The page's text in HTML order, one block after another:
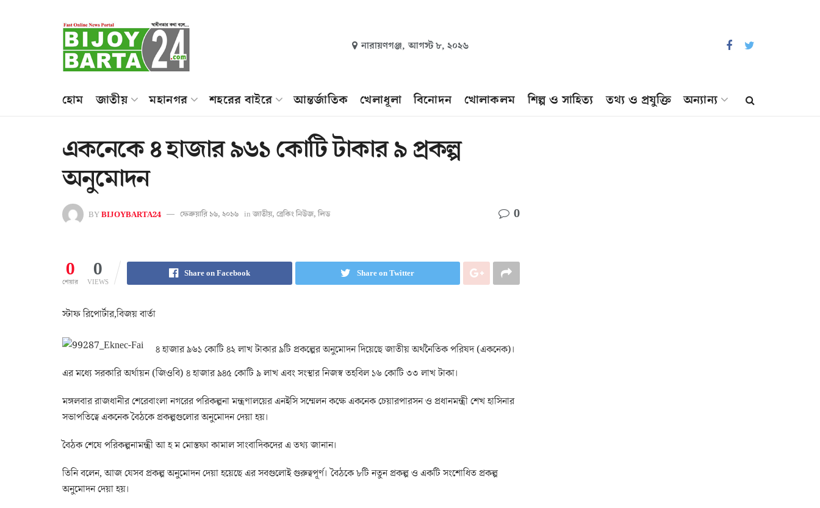
নারায়ণগঞ্জ, আগস্ট ৮, ২০২৬
হোম জাতীয় মহানগর শহরের বাইরে আন্তর্জাতিক খেলাধূলা বিনোদন খোলাকলম শিল্প ও সাহিত্য তথ্য ও প্রযুক্তি অন্যান্য
একনেকে ৪ হাজার ৯৬১ কোটি টাকার ৯ প্রকল্প
অনুমোদন
BYBIJOYBARTA24 ফেব্রুয়ারি ১৬, ২০১৬ in জাতীয়, ব্রেকিং নিউজ, লিড 0
0
শেয়ার
0
VIEWS
Share on Facebook Share on Twitter
স্টাফ রিপোর্টার,বিজয় বার্তা
৪ হাজার ৯৬১ কোটি ৪২ লাখ টাকার ৯টি প্রকল্পের অনুমোদন দিয়েছে জাতীয় অর্থনৈতিক পরিষদ (একনেক)।
এর মধ্যে সরকারি অর্থায়ন (জিওবি) ৪ হাজার ৯৪৫ কোটি ৯ লাখ এবং সংস্থার নিজস্ব তহবিল ১৬ কোটি ৩৩ লাখ টাকা।
মঙ্গলবার রাজধানীর শেরেবাংলা নগরের পরিকল্পনা মন্ত্রণালয়ের এনইসি সম্মেলন কক্ষে একনেক চেয়ারপারসন ও প্রধানমন্ত্রী শেখ হাসিনার
সভাপতিত্বে একনেক বৈঠকে প্রকল্পগুলোর অনুমোদন দেয়া হয়।
বৈঠক শেষে পরিকল্পনামন্ত্রী আ হ ম মোস্তফা কামাল সাংবাদিকদের এ তথ্য জানান।
তিনি বলেন, আজ যেসব প্রকল্প অনুমোদন দেয়া হয়েছে এর সবগুলোই গুরুত্বপূর্ণ। বৈঠকে ৮টি নতুন প্রকল্প ও একটি সংশোধিত প্রকল্প
অনুমোদন দেয়া হয়।